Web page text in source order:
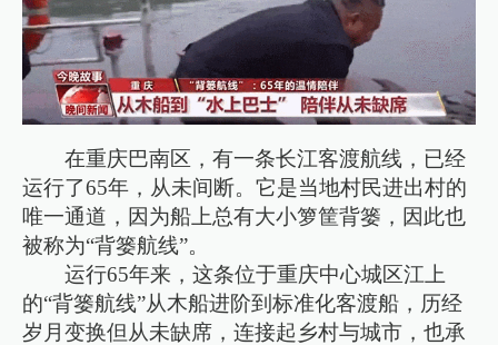
在重庆巴南区，有一条长江客渡航线，已经
运行了65年，从未间断。它是当地村民进出村的
唯一通道，因为船上总有大小箩筐背篓，因此也
被称为“背篓航线”。
运行65年来，这条位于重庆中心城区江上
的“背篓航线”从木船进阶到标准化客渡船，历经
岁月变换但从未缺席，连接起乡村与城市，也承